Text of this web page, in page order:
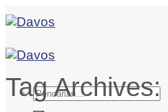
Skip
to
Pencarian
Tag Archives: